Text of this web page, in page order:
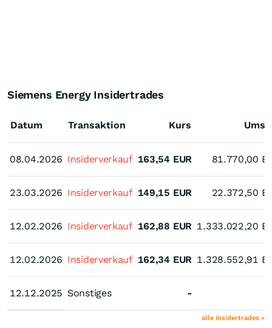
Siemens Energy Insidertrades
Datum
08.04.2026
23.03.2026
12.02.2026
12.02.2026
12.12.2025
Transaktion Kurs
08.04.2026 Insiderverkauf 163,54 EUR 81.770,00
23.03.2026 Insiderverkauf 149,15 EUR 22.372,50
12.02.2026 Insiderverkauf 162,88 EUR 1.333.022,20
12.02.2026 Insiderverkauf 162,34 EUR 1.328.552,91
12.12.2025 Sonstiges -
alle Insidertrades »